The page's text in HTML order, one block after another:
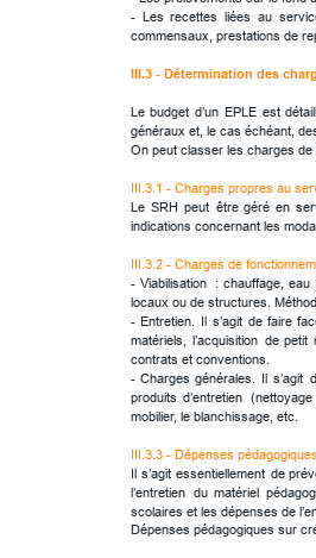
- Les recettes liées au
commensaux, prestations de
III.3 - Détermination des
Le budget d’un EPLE est
généraux et, le cas échéant,
On peut classer les charges
III.3.1 - Charges propres au
Le SRH peut être géré en
indications concernant les
III.3.2 - Charges de
- Viabilisation : chauffage, eau
locaux ou de structures.
- Entretien. Il s’agit de faire
matériels,
l’acquisition de petit
contrats et conventions.
- Charges générales. Il s’agit
produits d’entretien (nettoyage
mobilier, le blanchissage, etc.
III.3.3 - Dépenses pédagogiques.
Il s’agit essentiellement de
l’entretien du matériel
scolaires et les dépenses de
Dépenses pédagogiques sur